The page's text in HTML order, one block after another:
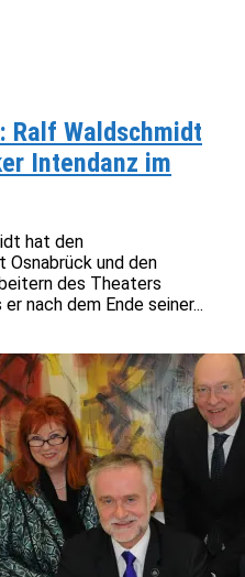
Ralf Waldschmidt
Intendanz im
hat den
und den
des Theaters
nach dem Ende seiner...